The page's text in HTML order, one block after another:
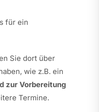
für ein
Sie dort über
wie z.B. ein
zur Vorbereitung
Termine.